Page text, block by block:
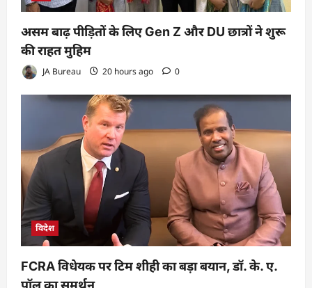
असम बाढ़ पीड़ितों के लिए Gen Z और DU छात्रों ने शुरू
की राहत मुहिम
JA Bureau 20 hours ago 0
विदेश
FCRA विधेयक पर टिम शीही का बड़ा बयान, डॉ. के. ए.